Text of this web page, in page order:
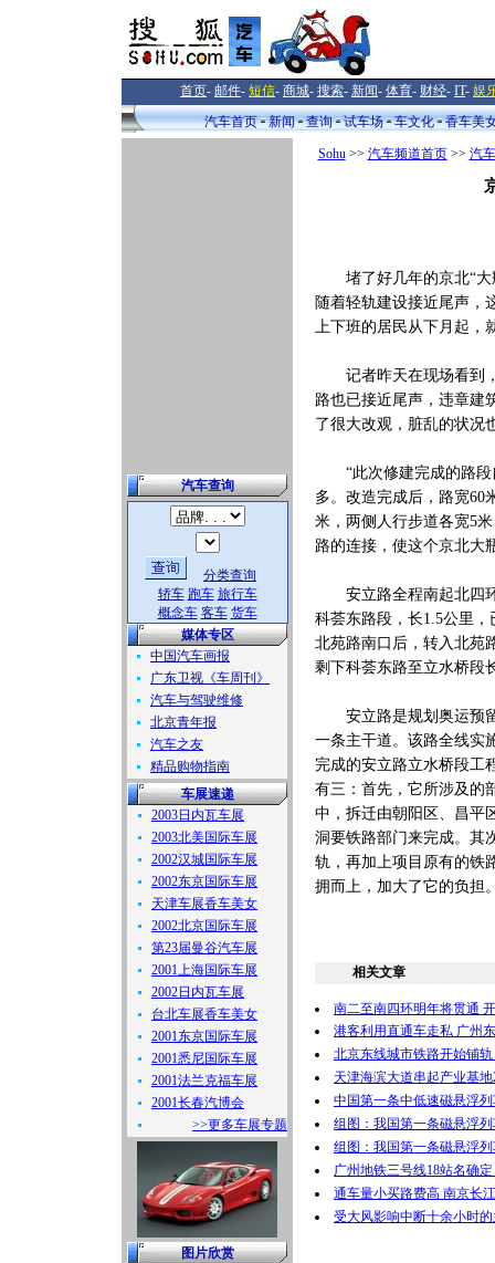
首页- 邮件- 短信- 商城- 搜索- 新闻- 体育- 财经- IT- 娱
汽车首页
新闻 查询 试车场 车文化 香车美
汽车查询
分类查询
轿车 跑车 旅行车
概念车 客车 货车
媒体专区
中国汽车画报
广东卫视《车周刊》
汽车与驾驶维修
北京青年报
汽车之友
精品购物指南
车展速递
2003日内瓦车展
2003北美国际车展
2002汉城国际车展
2002东京国际车展
天津车展香车美女
2002北京国际车展
第23届曼谷汽车展
2001上海国际车展
2002日内瓦车展
台北车展香车美女
2001东京国际车展
2001悉尼国际车展
2001法兰克福车展
2001长春汽博会
>>更多车展专题
图片欣赏
Sohu>> 汽车频道首页>> 汽
堵了好几年的京北“大
随着轻轨建设接近尾声，
上下班的居民从下月起，
记者昨天在现场看到，
路也已接近尾声，违章建
了很大改观，脏乱的状况
“此次修建完成的路段
多。改造完成后，路宽60
米，两侧人行步道各宽5
路的连接，使这个京北大
安立路全程南起北四环
科荟东路段，长1.5公里
北苑路南口后，转入北苑
剩下科荟东路至立水桥段
安立路是规划奥运预留
一条主干道。该路全线实
完成的安立路立水桥段工
有三：首先，它所涉及的
中，拆迁由朝阳区、昌平
洞要铁路部门来完成。其
轨，再加上项目原有的铁
拥而上，加大了它的负担
相关文章
南二至南四环明年将贯通
港客利用直通车走私 广州
北京东线城市铁路开始铺
天津海滨大道串起产业基
中国第一条中低速磁悬浮
组图：我国第一条磁悬浮
组图：我国第一条磁悬浮
广州地铁三号线18站名确
通车量小买路费高 南京长
受大风影响中断十余小时